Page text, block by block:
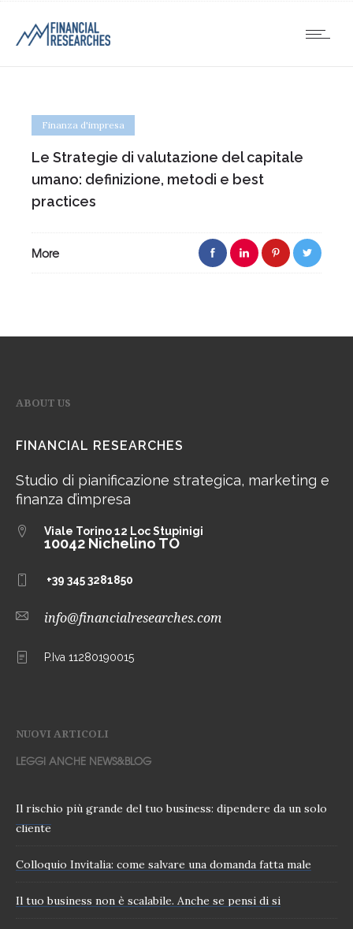
Finanza d'impresa
Le Strategie di valutazione del capitale
umano: definizione, metodi e best
practices
More
ABOUT US
FINANCIAL RESEARCHES
Studio di pianificazione strategica, marketing e
finanza d’impresa
Viale Torino 12 Loc Stupinigi
10042 Nichelino TO
+39 345 3281850
info@financialresearches.com
P.Iva 11280190015
NUOVI ARTICOLI
LEGGI ANCHE NEWS&BLOG
Il rischio più grande del tuo business: dipendere da un solo
cliente
Colloquio Invitalia: come salvare una domanda fatta male
Il tuo business non è scalabile. Anche se pensi di si